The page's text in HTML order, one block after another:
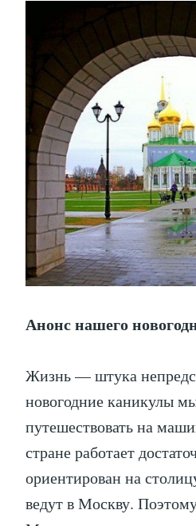
Анонс нашего
Жизнь — штука
новогодние каникулы
путешествовать на
стране работает
ориентирован на
ведут в Москву.